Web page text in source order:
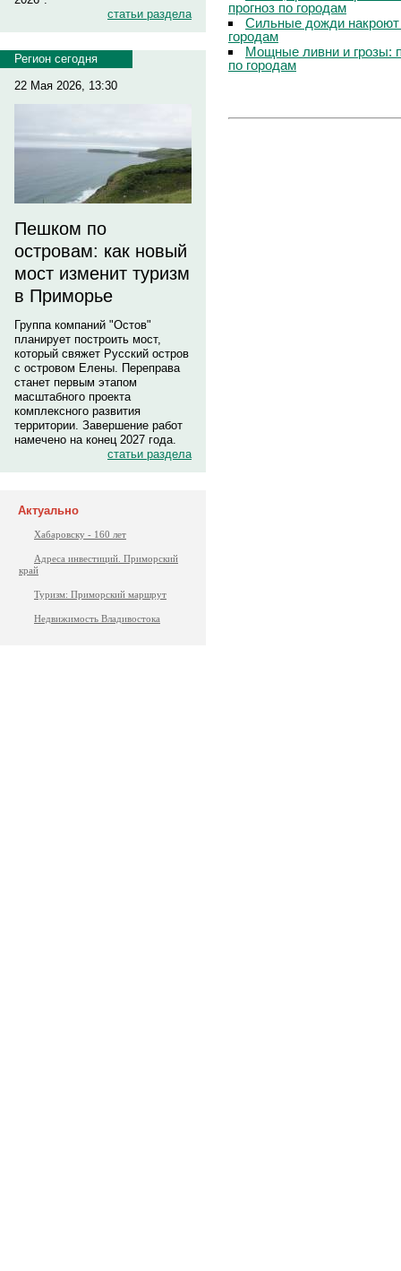
статьи раздела
Регион сегодня
22 Мая 2026, 13:30
Пешком по
островам: как новый
мост изменит туризм
в Приморье
Группа компаний "Остов"
планирует построить мост,
который свяжет Русский остров
с островом Елены. Переправа
станет первым этапом
масштабного проекта
комплексного развития
территории. Завершение работ
намечено на конец 2027 года.
статьи раздела
Актуально
Хабаровску - 160 лет
Адреса инвестиций. Приморский
край
Туризм: Приморский маршрут
Недвижимость Владивостока
прогноз по городам
Сильные дожди
городам
Мощные ливни и грозы:
по городам